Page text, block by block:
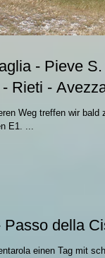
- Pieve
Rieti -
Weg treffen wir
E1. ...
Passo della
einen Tag mit